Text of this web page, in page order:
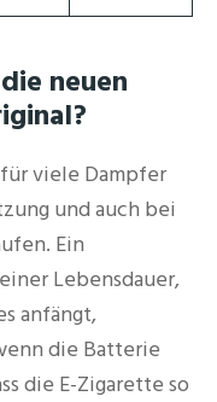
neuen
viele Dampfer
und auch bei
Ein
Lebensdauer,
anfängt,
die Batterie
die E-Zigarette so